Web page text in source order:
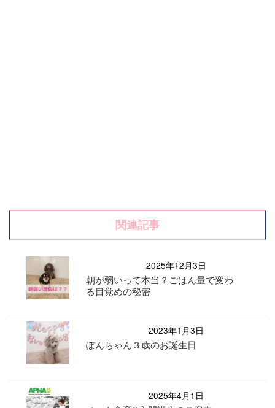
関連記事
2025年12月3日
朝が弱いって本当？ごはん量で変わ
る目覚めの秘密
2023年1月3日
ぽんちゃん３歳のお誕生日
2025年4月1日